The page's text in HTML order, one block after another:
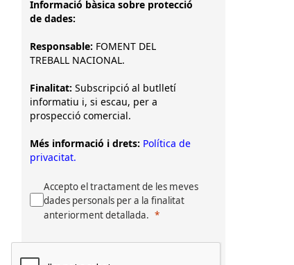
Informació bàsica sobre protecció
de dades:
Responsable: FOMENT DEL
TREBALL NACIONAL.
Finalitat: Subscripció al butlletí
informatiu i, si escau, per a
prospecció comercial.
Més informació i drets: Política de
privacitat.
Accepto el tractament de les meves
dades personals per a la finalitat
anteriorment detallada.